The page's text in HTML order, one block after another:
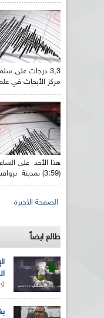
3,3 درجات على
مركز الأبحاث في
هذا الأحد على
(3:59) بمدينة برواقية (ولاية المدية) ، حسب ما...
الصفحات
الصفحة الأخيرة
طالع ايضاً